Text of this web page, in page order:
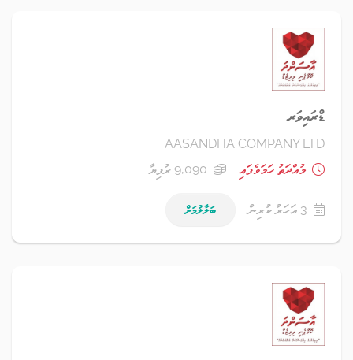
ޑްރައިވަރ
AASANDHA COMPANY LTD
މުއްދަތު ހަމަވެފައި
9,090 ރުފިޔާ
3 އަހަރު ކުރިން ބަލާލުމަށް